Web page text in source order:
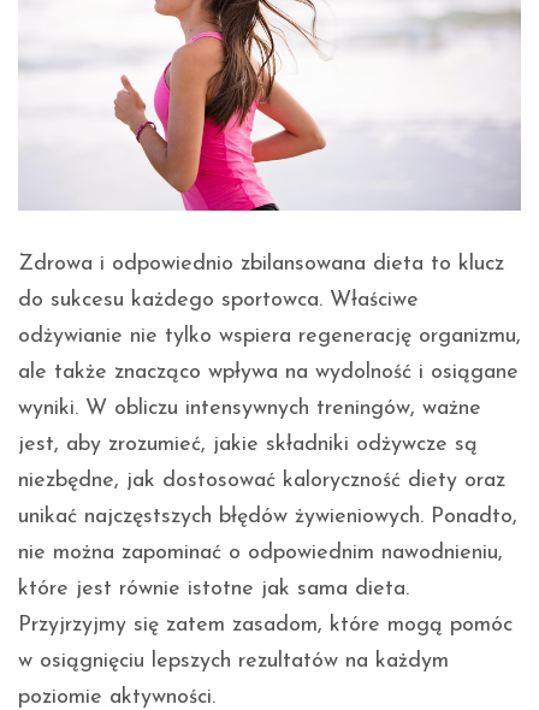
Zdrowa i odpowiednio zbilansowana dieta to klucz
do sukcesu każdego sportowca. Właściwe
odżywianie nie tylko wspiera regenerację organizmu,
ale także znacząco wpływa na wydolność i osiągane
wyniki. W obliczu intensywnych treningów, ważne
jest, aby zrozumieć, jakie składniki odżywcze są
niezbędne, jak dostosować kaloryczność diety oraz
unikać najczęstszych błędów żywieniowych. Ponadto,
nie można zapominać o odpowiednim nawodnieniu,
które jest równie istotne jak sama dieta.
Przyjrzyjmy się zatem zasadom, które mogą pomóc
w osiągnięciu lepszych rezultatów na każdym
poziomie aktywności.